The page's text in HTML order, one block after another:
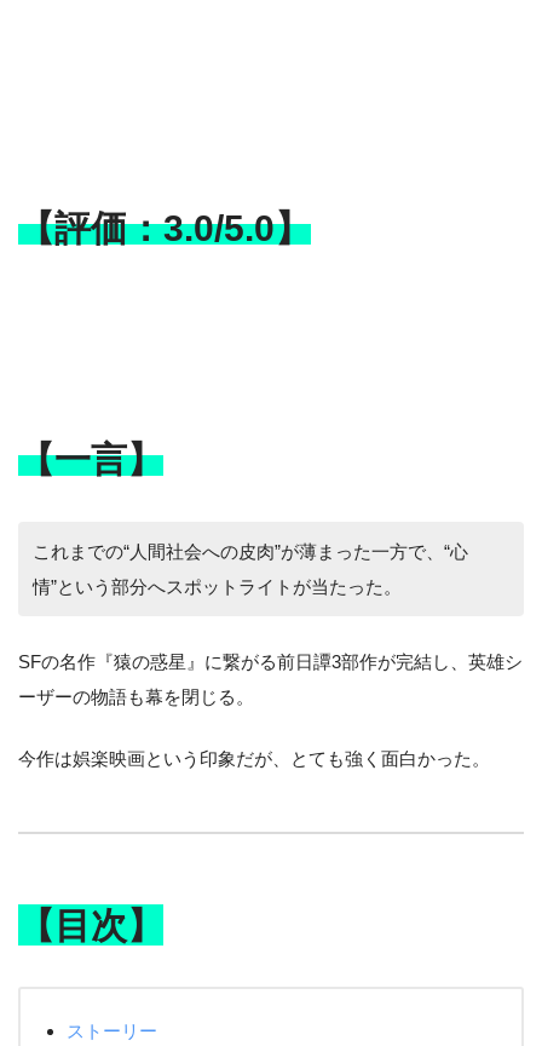
【評価：3.0/5.0】
【一言】
これまでの“人間社会への皮肉”が薄まった一方で、“心
情”という部分へスポットライトが当たった。
SFの名作『猿の惑星』に繋がる前日譚3部作が完結し、英雄シ
ーザーの物語も幕を閉じる。
今作は娯楽映画という印象だが、とても強く面白かった。
【目次】
ストーリー